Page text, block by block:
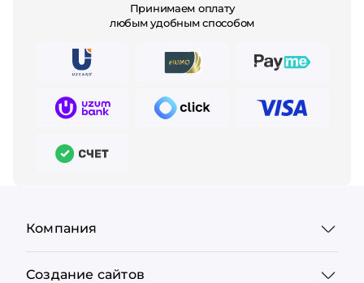
Принимаем оплату
любым удобным способом
Компания
Создание сайтов